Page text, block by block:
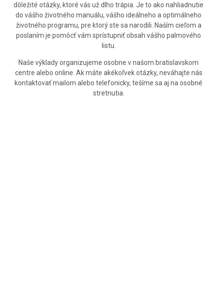
dôležité otázky, ktoré vás už dlho trápia. Je to ako nahliadnutie
do vášho životného manuálu, vášho ideálneho a optimálneho
životného programu, pre ktorý ste sa narodili. Naším cieľom a
poslaním je pomôcť vám sprístupniť obsah vášho palmového
listu.
Naše výklady organizujeme osobne v našom bratislavskom
centre alebo online. Ak máte akékoľvek otázky, neváhajte nás
kontaktovať mailom alebo telefonicky, tešíme sa aj na osobné
stretnutia.